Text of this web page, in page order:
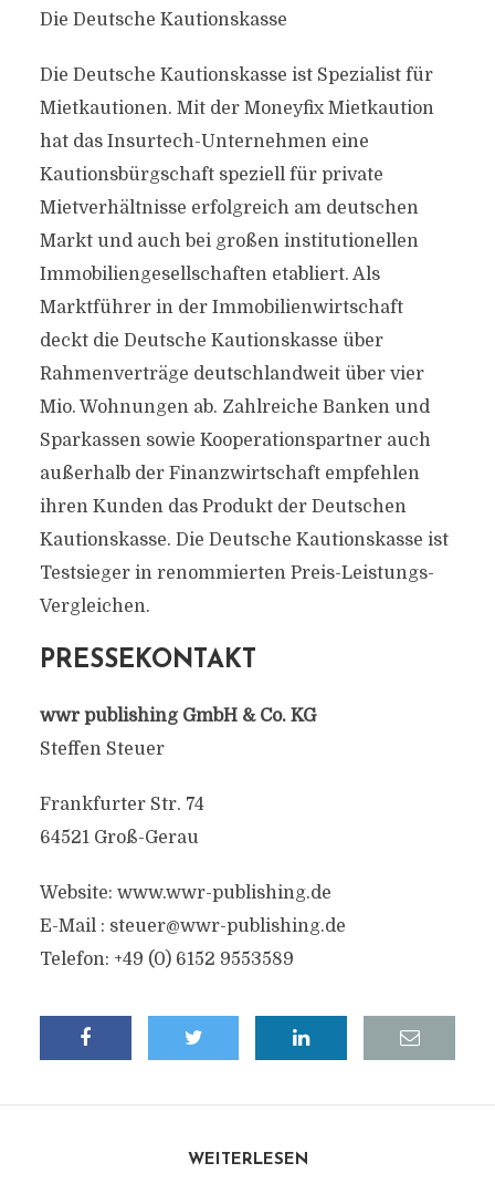
Die Deutsche Kautionskasse
Die Deutsche Kautionskasse ist Spezialist für
Mietkautionen. Mit der Moneyfix Mietkaution
hat das Insurtech-Unternehmen eine
Kautionsbürgschaft speziell für private
Mietverhältnisse erfolgreich am deutschen
Markt und auch bei großen institutionellen
Immobiliengesellschaften etabliert. Als
Marktführer in der Immobilienwirtschaft
deckt die Deutsche Kautionskasse über
Rahmenverträge deutschlandweit über vier
Mio. Wohnungen ab. Zahlreiche Banken und
Sparkassen sowie Kooperationspartner auch
außerhalb der Finanzwirtschaft empfehlen
ihren Kunden das Produkt der Deutschen
Kautionskasse. Die Deutsche Kautionskasse ist
Testsieger in renommierten Preis-Leistungs-
Vergleichen.
PRESSEKONTAKT
wwr publishing GmbH & Co. KG
Steffen Steuer
Frankfurter Str. 74
64521 Groß-Gerau
Website: www.wwr-publishing.de
E-Mail : steuer@wwr-publishing.de
Telefon: +49 (0) 6152 9553589
WEITERLESEN